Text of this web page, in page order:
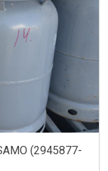
(2945877-